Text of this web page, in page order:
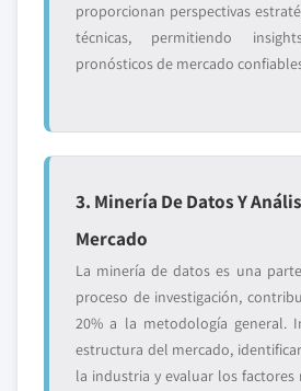
proporcionan perspectivas
técnicas, permitiendo
pronósticos de mercado
3. Minería De Datos Y
Mercado
La minería de datos es una
proceso de investigación,
20% a la metodología general.
estructura del mercado,
la industria y evaluar los factores